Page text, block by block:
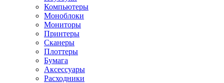
Компьютеры
Моноблоки
Мониторы
Принтеры
Сканеры
Плоттеры
Бумага
Аксессуары
Расходники